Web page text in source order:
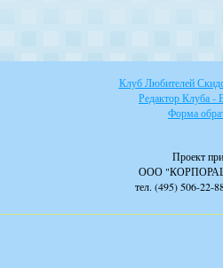
Клуб Любителей
Редактор Клуба -
Форма
Проект
ООО
тел. (495) 506-22-